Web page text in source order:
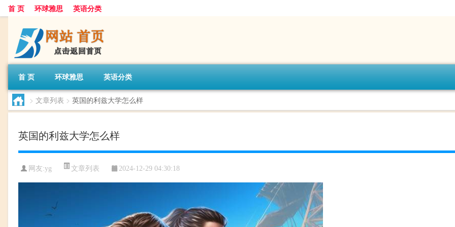
首 页 环球雅思 英语分类
首 页 环球雅思 英语分类
> 文章列表 > 英国的利兹大学怎么样
英国的利兹大学怎么样
网友:yg 文章列表 2024-12-29 04:30:18